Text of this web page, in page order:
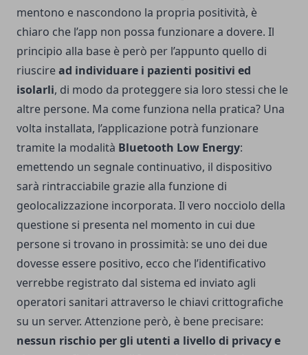
mentono e nascondono la propria positività, è
chiaro che l’app non possa funzionare a dovere. Il
principio alla base è però per l’appunto quello di
riusciread individuare i pazienti positivi ed
isolarli, di modo da proteggere sia loro stessi che le
altre persone. Ma come funziona nella pratica? Una
volta installata, l’applicazione potrà funzionare
tramite la modalità Bluetooth Low Energy:
emettendo un segnale continuativo, il dispositivo
sarà rintracciabile grazie alla funzione di
geolocalizzazione incorporata. Il vero nocciolo della
questione si presenta nel momento in cui due
persone si trovano in prossimità: se uno dei due
dovesse essere positivo, ecco che l’identificativo
verrebbe registrato dal sistema ed inviato agli
operatori sanitari attraverso le chiavi crittografiche
su un server. Attenzione però, è bene precisare:
nessun rischio per gli utenti a livello di privacy e